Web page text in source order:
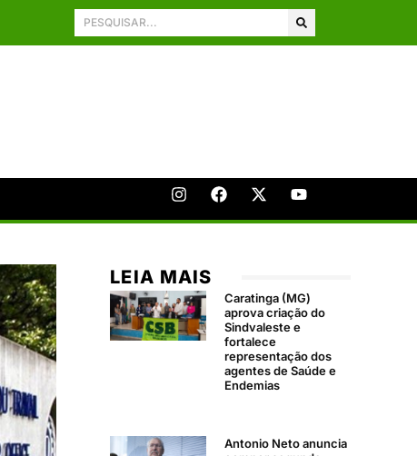
LEIA MAIS
Caratinga (MG)
aprova criação do
Sindvaleste e
fortalece
representação dos
agentes de Saúde e
Endemias
Antonio Neto anuncia